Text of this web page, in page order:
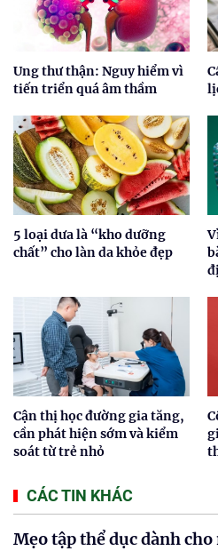
Ung thư thận: Nguy hiểm vì
tiến triển quá âm thầm
5 loại dưa là “kho dưỡng
chất” cho làn da khỏe đẹp
Cận thị học đường gia tăng,
cần phát hiện sớm và kiểm
soát từ trẻ nhỏ
CÁC TIN KHÁC
Mẹo tập thể dục dành